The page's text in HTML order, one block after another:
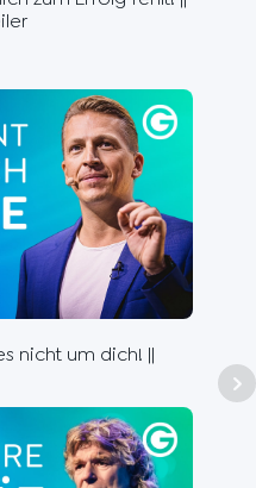
nicht um dich! ||